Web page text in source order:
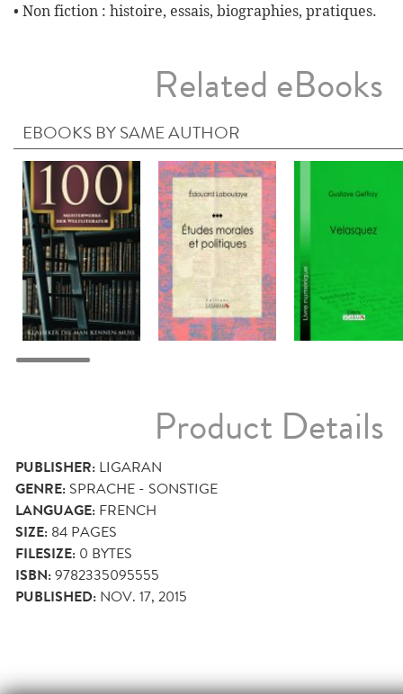
• Non fiction : histoire, essais, biographies, pratiques.
Related eBooks
EBOOKS BY SAME AUTHOR
Product Details
PUBLISHER: LIGARAN
GENRE: SPRACHE - SONSTIGE
LANGUAGE: FRENCH
SIZE: 84 PAGES
FILESIZE: 0 BYTES
ISBN:9782335095555
PUBLISHED: NOV. 17, 2015